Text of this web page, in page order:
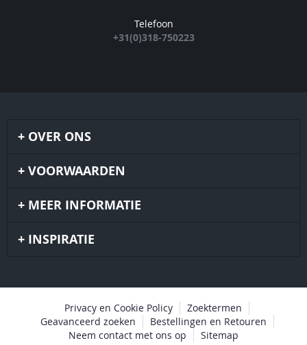
Telefoon
+31(0)318-750223
OVER ONS
VOORWAARDEN
MEER INFORMATIE
INSPIRATIE
Privacy en Cookie Policy
Zoektermen
Geavanceerd zoeken
Bestellingen en Retouren
Neem contact met ons op
Sitemap